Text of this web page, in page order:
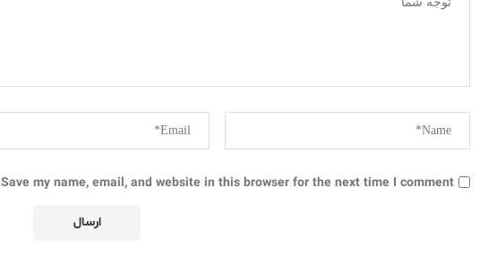
Save my name, email, and website in this browser for the next time I comment.